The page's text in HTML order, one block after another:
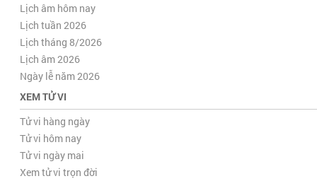
Lịch âm hôm nay
Lịch tuần 2026
Lịch tháng 8/2026
Lịch âm 2026
Ngày lễ năm 2026
XEM TỬ VI
Tử vi hàng ngày
Tử vi hôm nay
Tử vi ngày mai
Xem tử vi trọn đời